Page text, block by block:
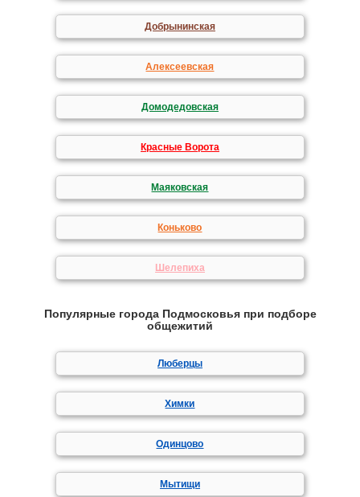
Добрынинская
Алексеевская
Домодедовская
Красные Ворота
Маяковская
Коньково
Шелепиха
Популярные города Подмосковья при подборе
общежитий
Люберцы
Химки
Одинцово
Мытищи